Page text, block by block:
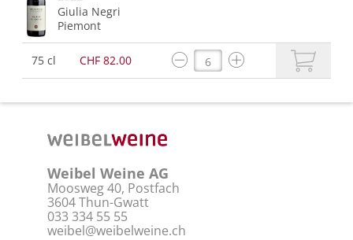
Giulia Negri
Piemont
75 cl CHF 82.00
Weibel Weine AG
Moosweg 40, Postfach
3604 Thun-Gwatt
033 334 55 55
weibel@weibelweine.ch